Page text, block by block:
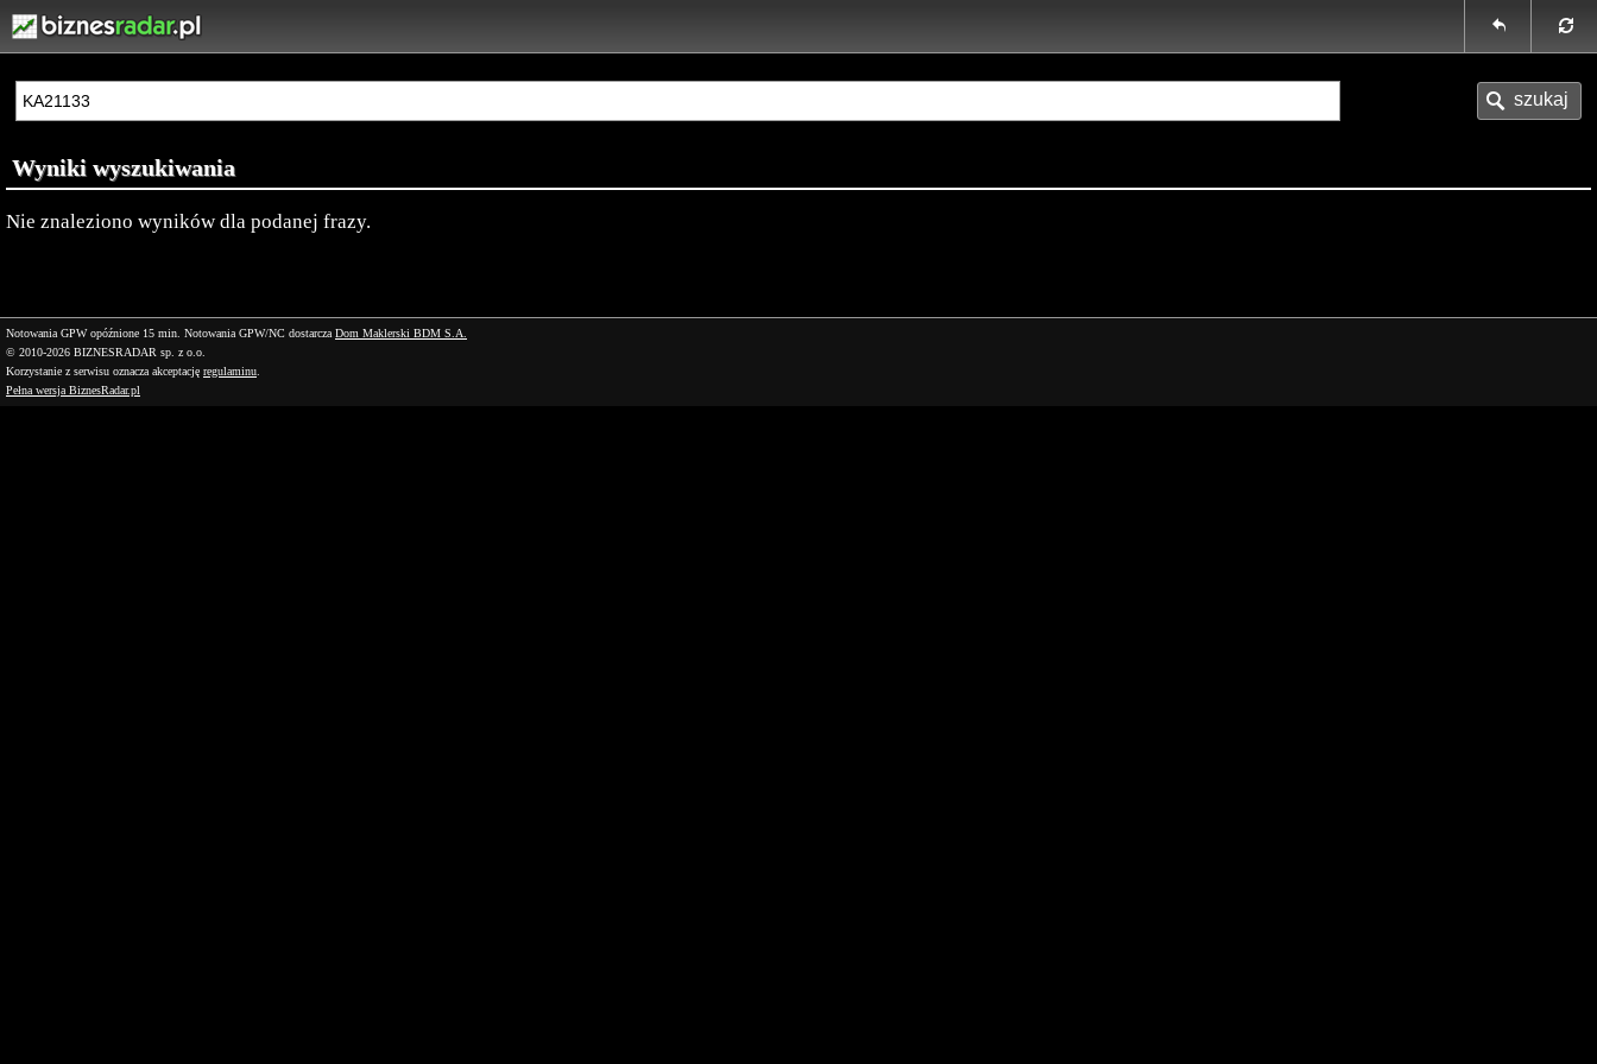
Wyniki wyszukiwania
Nie znaleziono wyników dla podanej frazy.
Notowania GPW opóźnione 15 min. Notowania GPW/NC dostarcza Dom Maklerski BDM S.A.
© 2010-2026 BIZNESRADAR sp. z o.o.
Korzystanie z serwisu oznacza akceptację regulaminu
Pełna wersja BiznesRadar.pl